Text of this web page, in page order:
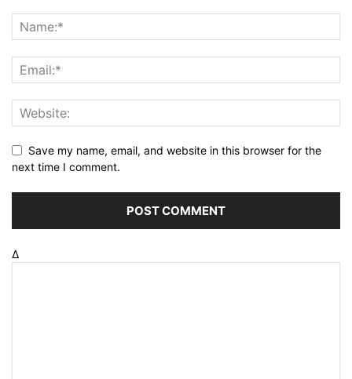
Save my name, email, and website in this browser for the
next time I comment.
Δ